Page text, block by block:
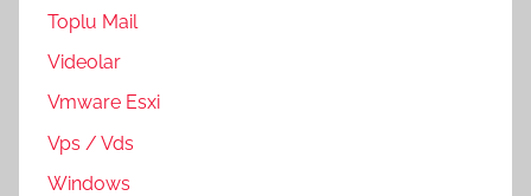
Toplu Mail
Videolar
Vmware Esxi
Vps / Vds
Windows